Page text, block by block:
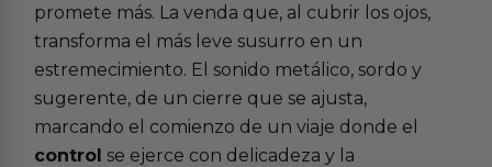
promete más. La venda que, al cubrir los ojos,
transforma el más leve susurro en un
estremecimiento. El sonido metálico, sordo y
sugerente, de un cierre que se ajusta,
marcando el comienzo de un viaje donde el
control se ejerce con delicadeza y la